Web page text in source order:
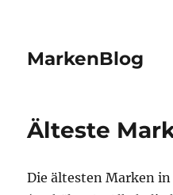
MarkenBlog
Älteste
Die ältesten Marken